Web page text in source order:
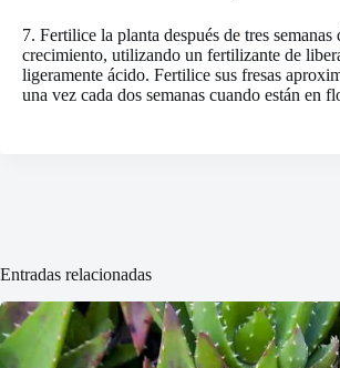
7. Fertilice la planta después de tres semanas
crecimiento, utilizando un fertilizante de
ligeramente ácido. Fertilice sus fresas
una vez cada dos semanas cuando están en
Entradas relacionadas